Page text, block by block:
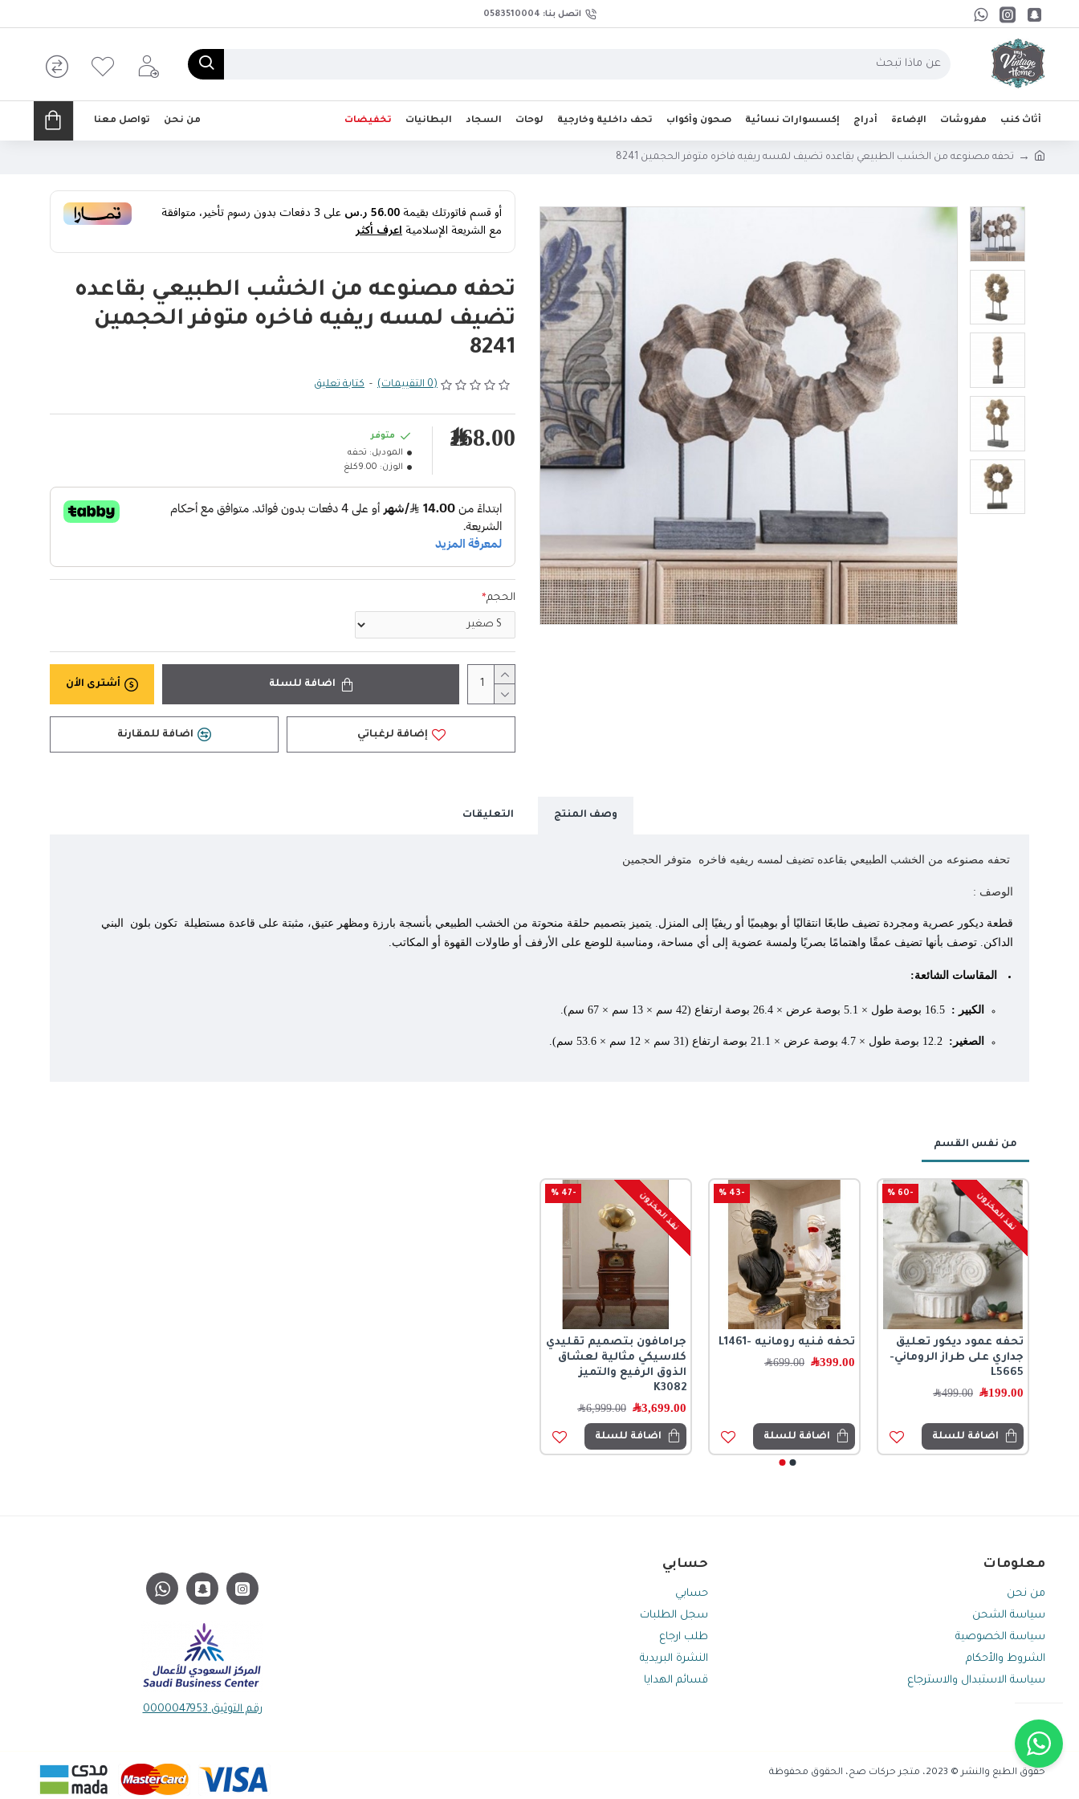
اتصل بنا: 0583510004
أثاث كنب مفروشات الإضاءة أدراج إكسسوارات نسائية صحون وأكواب تحف داخلية وخارجية لوحات السجاد البطانيات تخفيضات من نحن تواصل معنا
تحفه مصنوعه من الخشب الطبيعي بقاعده تضيف لمسه ريفيه فاخره متوفر الحجمين 8241
أو قسم فاتورتك بقيمة56.00 ر.س على3دفعات بدون رسوم تأخير، متوافقة
مع الشريعة الإسلاميةاعرف أكثر
تحفه مصنوعه من الخشب الطبيعي بقاعده
تضيف لمسه ريفيه فاخره متوفر الحجمين
8241
(0 التقييمات) - كتابة تعليق
168.00﷼
متوفر
الموديل: تحفه
الوزن: 9.00كلغ
الحجم
اضافة للسلة أشترى الأن
إضافة لرغباتي اضافة للمقارنة
وصف المنتج التعليقات
تحفه مصنوعه من الخشب الطبيعي بقاعده تضيف لمسه ريفيه فاخره متوفر الحجمين
الوصف :
قطعة ديكور عصرية ومجردة تضيف طابعًا انتقاليًا أو بوهيميًا أو ريفيًا إلى المنزل. يتميز بتصميم حلقة منحوتة من الخشب الطبيعي بأنسجة بارزة ومظهر عتيق، مثبتة على قاعدة مستطيلة تكون بلون البني
الداكن. توصف بأنها تضيف عمقًا واهتمامًا بصريًا ولمسة عضوية إلى أي مساحة، ومناسبة للوضع على الأرفف أو طاولات القهوة أو المكاتب.
المقاسات الشائعة:
الكبير :
الصغير:
من نفس القسم
-60 % نفذ المخزون
تحفه عمود ديكور تعليق
جداري على طراز الروماني-
L5665
199.00﷼ 499.00﷼
اضافة للسلة
-43 %
تحفه فنيه رومانيه -L1461
399.00﷼ 699.00﷼
اضافة للسلة
-47 % نفذ المخزون
جرامافون بتصميم تقليدي
كلاسيكي مثالية لعشاق
الذوق الرفيع والتميز
K3082
3,699.00﷼ 6,999.00﷼
اضافة للسلة
معلومات
من نحن
سياسة الشحن
سياسة الخصوصية
الشروط والأحكام
سياسة الاستبدال والاسترجاع
حسابي
حسابي
سجل الطلبات
طلب ارجاع
النشرة البريدية
قسائم الهدايا
رقم التوثيق 0000047953
حقوق الطبع والنشر © 2023، متجر حركات صح، الحقوق محفوظة